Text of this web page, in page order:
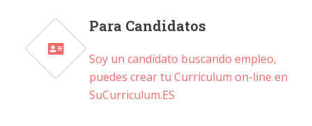
Para Candidatos
Soy un candidato buscando empleo,
puedes crear tu Curriculum on-line en
SuCurriculum.ES